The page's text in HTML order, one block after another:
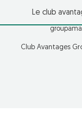
Le club
Club Avantages